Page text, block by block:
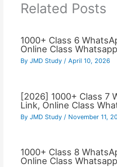
Related Posts
1000+ Class 6
Online Class
By JMD Study / April 10, 2026
[2026] 1000+ Class 7
Link, Online Class
By JMD Study / November 11,
1000+ Class 8
Online Class